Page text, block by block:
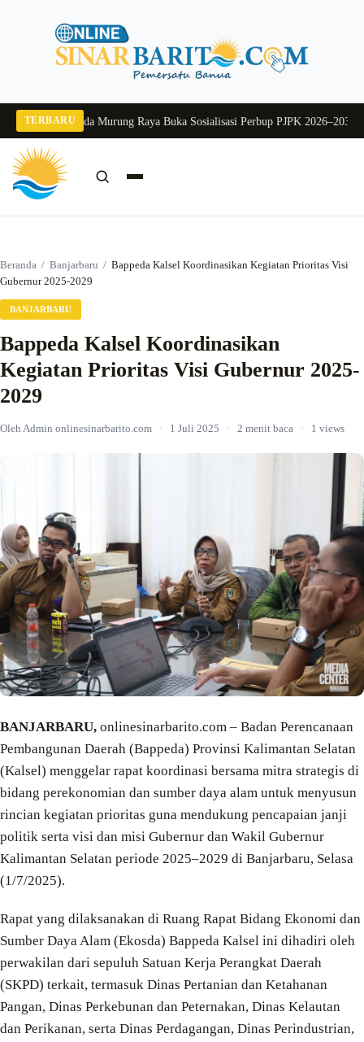
TERBARU
2026Pj Sekda Murung Raya Buka Sosialisasi Perbup PJPK 2026–2030
Beranda / Banjarbaru / Bappeda Kalsel Koordinasikan Kegiatan Prioritas Visi
Gubernur 2025-2029
BANJARBARU
Bappeda Kalsel Koordinasikan
Kegiatan Prioritas Visi Gubernur 2025-
2029
Oleh Admin onlinesinarbarito.com · 1 Juli 2025 · 2 menit baca · 1 views
BANJARBARU, onlinesinarbarito.com – Badan Perencanaan
Pembangunan Daerah (Bappeda) Provinsi Kalimantan Selatan
(Kalsel) menggelar rapat koordinasi bersama mitra strategis di
bidang perekonomian dan sumber daya alam untuk menyusun
rincian kegiatan prioritas guna mendukung pencapaian janji
politik serta visi dan misi Gubernur dan Wakil Gubernur
Kalimantan Selatan periode 2025–2029 di Banjarbaru, Selasa
(1/7/2025).
Rapat yang dilaksanakan di Ruang Rapat Bidang Ekonomi dan
Sumber Daya Alam (Ekosda) Bappeda Kalsel ini dihadiri oleh
perwakilan dari sepuluh Satuan Kerja Perangkat Daerah
(SKPD) terkait, termasuk Dinas Pertanian dan Ketahanan
Pangan, Dinas Perkebunan dan Peternakan, Dinas Kelautan
dan Perikanan, serta Dinas Perdagangan, Dinas Perindustrian,